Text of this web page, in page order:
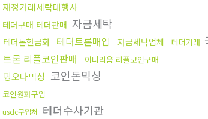
재정거래세탁대행사
테더구매 테더판매 자금세탁
테더돈현금화 테더트론매입 자금세탁업체 테더거래
트론 리플코인판매 이더리움 리플코인구매
핑오다믹싱 코인돈믹싱
코인원화구입
usdc구입처 테더수사기관